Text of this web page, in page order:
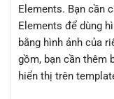
Elements. Bạn cần
Elements để dùng
bằng hình ảnh của
gồm, bạn cần thêm
hiển thị trên